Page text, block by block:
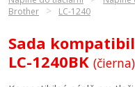
Brother
LC-1240
Sada
LC-1240BK (čierna)